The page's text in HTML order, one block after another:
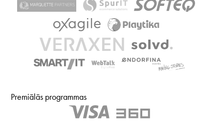
Premiālās programmas